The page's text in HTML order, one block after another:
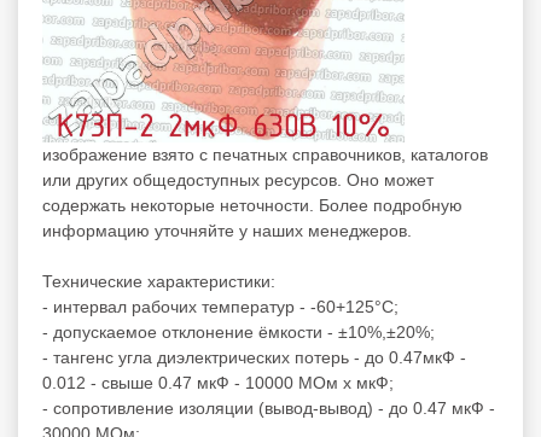
изображение взято с печатных справочников, каталогов
или других общедоступных ресурсов. Оно может
содержать некоторые неточности. Более подробную
информацию уточняйте у наших менеджеров.
Технические характеристики:
- интервал рабочих температур - -60+125°C;
- допускаемое отклонение ёмкости - ±10%,±20%;
- тангенс угла диэлектрических потерь - до 0.47мкФ -
0.012 - свыше 0.47 мкФ - 10000 МОм x мкФ;
- сопротивление изоляции (вывод-вывод) - до 0.47 мкФ -
30000 МОм;